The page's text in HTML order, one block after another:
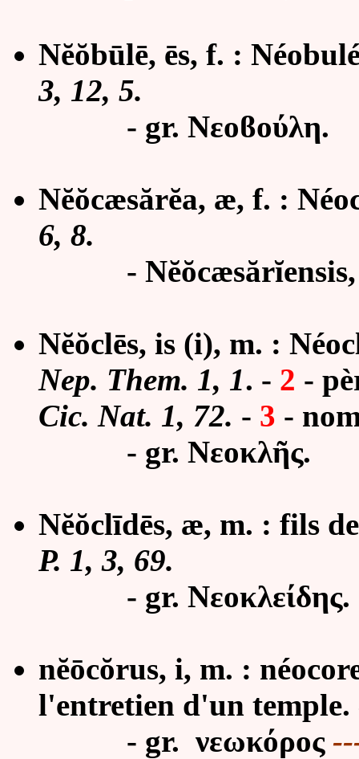
Nĕŏbūlē, ēs, f. :
3, 12, 5.
- gr. Νεοϐούλη.
Nĕŏcæsărĕa, æ, f. :
6, 8.
- Nĕŏcæsărĭ
Nĕŏclēs, is (i), m. :
Nep. Them. 1, 1. - 2 -
Cic. Nat. 1, 72. - 3 -
- gr. Νεοκλῆς.
Nĕŏclīdēs, æ, m. : fils
P. 1, 3, 69.
- gr. Νεοκλείδης.
nĕōcŏrus, i, m. :
l'entretien d'un temple.
- gr. νεωκόρος